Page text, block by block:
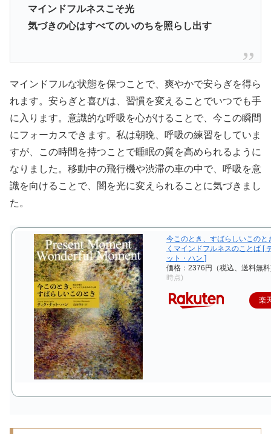
マインドフルネスこそ光
気づきの心はすべてのいのちを照らし出す
マインドフルな状態を保つことで、爽やかで安らぎを得ら
れます。安らぎと喜びは、習慣を変えることでいつでも手
に入ります。意識的な呼吸を心がけることで、今この瞬間
にフォーカスできます。私は朝晩、呼吸の練習をしていま
すが、この時間を持つことで睡眠の質を高められるように
なりました。移動中の飛行機や渋滞の車の中で、呼吸を意
識を向けることで、闇を光に変えられることに気づきまし
た。
今このとき、すばらしいこのと
くマインドフルネスのことば [
ット・ハン ]
価格：2376円（税込、送料無
時点)
楽